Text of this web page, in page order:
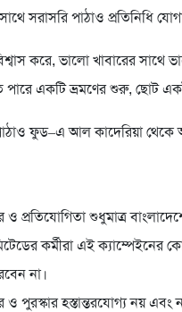
সরাসরি পাঠাও প্রতিনিধি
করে, ভালো খাবারের
পারে একটি ভ্রমণের শুরু, ছোট
ফুড–এ আল কাদেরিয়া
প্রতিযোগিতা শুধুমাত্র
কর্মীরা এই ক্যাম্পেইনের
না।
পুরস্কার হস্তান্তরযোগ্য নয় এবং